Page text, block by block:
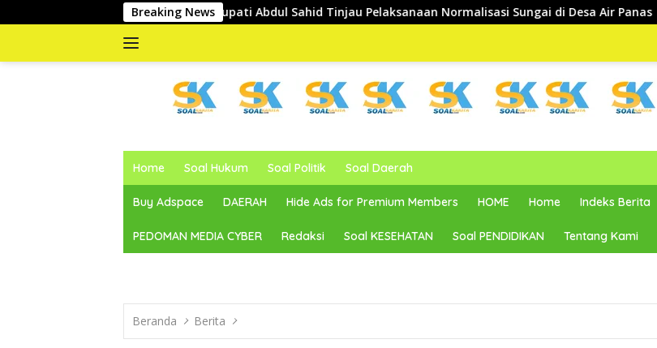
ke
Breaking News
Wakil Bupati Abdul Sahid Tinjau Pelaksanaan Normalisasi Sungai di Desa Air Panas
dan
Home Soal Hukum Soal Politik Soal Daerah
Buy Adspace DAERAH Hide Ads for Premium Members HOME Home Indeks Berita
PEDOMAN MEDIA CYBER Redaksi Soal KESEHATAN Soal PENDIDIKAN Tentang Kami
Beranda Berita